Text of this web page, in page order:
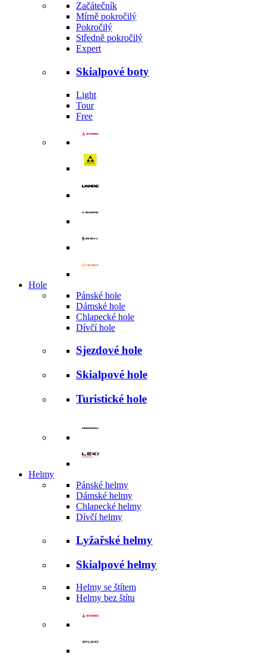
Začátečník
Mírně pokročilý
Pokročilý
Středně pokročilý
Expert
Skialpové boty
Light
Tour
Free
Hole
Pánské hole
Dámské hole
Chlapecké hole
Dívčí hole
Sjezdové hole
Skialpové hole
Turistické hole
Helmy
Pánské helmy
Dámské helmy
Chlapecké helmy
Dívčí helmy
Lyžařské helmy
Skialpové helmy
Helmy se štítem
Helmy bez štítu